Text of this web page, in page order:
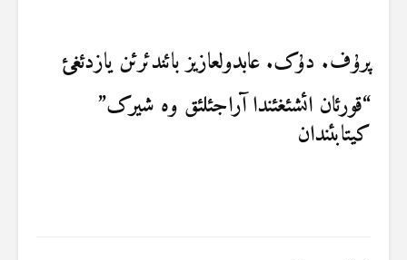
پرۇف. دۇک. عابدولعازیز بائندئرئن یازدئغئ
“قورئان ائشئغئندا آراجئلئق وە شیرک”
کیتابئندان